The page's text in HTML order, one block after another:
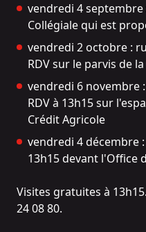
vendredi 4 septembre
Collégiale qui est
vendredi 2 octobre :
RDV sur le parvis de
vendredi 6 novembre
RDV à 13h15 sur
Crédit Agricole
vendredi 4 décembre :
13h15 devant l'Office
Visites gratuites à
24 08 80.